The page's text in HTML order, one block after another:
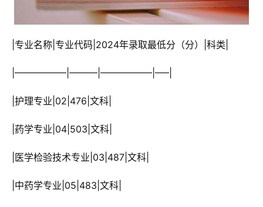
|专业名称|专业代码|2024年录取最低分（分）|科类|
|—————–|———|—————–|—–|
|护理专业|02|476|文科|
|药学专业|04|503|文科|
|医学检验技术专业|03|487|文科|
|中药学专业|05|483|文科|